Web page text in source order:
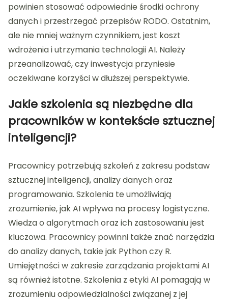
powinien stosować odpowiednie środki ochrony
danych i przestrzegać przepisów RODO. Ostatnim,
ale nie mniej ważnym czynnikiem, jest koszt
wdrożenia i utrzymania technologii AI. Należy
przeanalizować, czy inwestycja przyniesie
oczekiwane korzyści w dłuższej perspektywie.
Jakie szkolenia są niezbędne dla
pracowników w kontekście sztucznej
inteligencji?
Pracownicy potrzebują szkoleń z zakresu podstaw
sztucznej inteligencji, analizy danych oraz
programowania. Szkolenia te umożliwiają
zrozumienie, jak AI wpływa na procesy logistyczne.
Wiedza o algorytmach oraz ich zastosowaniu jest
kluczowa. Pracownicy powinni także znać narzędzia
do analizy danych, takie jak Python czy R.
Umiejętności w zakresie zarządzania projektami AI
są również istotne. Szkolenia z etyki AI pomagają w
zrozumieniu odpowiedzialności związanej z jej